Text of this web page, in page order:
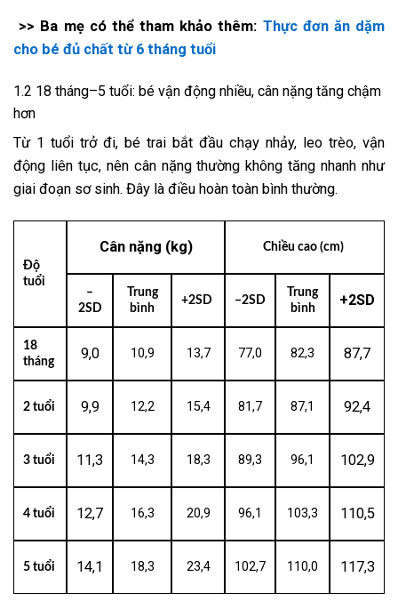
>> Ba mẹ có thể tham khảo thêm: Thực đơn ăn dặm
cho bé đủ chất từ 6 tháng tuổi
1.2 18 tháng–5 tuổi: bé vận động nhiều, cân nặng tăng chậm
hơn
Từ 1 tuổi trở đi, bé trai bắt đầu chạy nhảy, leo trèo, vận
động liên tục, nên cân nặng thường không tăng nhanh như
giai đoạn sơ sinh. Đây là điều hoàn toàn bình thường.
Độ
tuổi
Cân nặng (kg) Chiều cao (cm)
–
2SD
Trung
bình
+2SD –2SD
Trung
bình
+2SD
18
tháng
9,0 10,9 13,7 77,0 82,3 87,7
2 tuổi 9,9 12,2 15,4 81,7 87,1 92,4
3 tuổi 11,3 14,3 18,3 89,3 96,1 102,9
4 tuổi 12,7 16,3 20,9 96,1 103,3 110,5
5 tuổi 14,1 18,3 23,4 102,7 110,0 117,3